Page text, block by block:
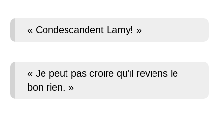
« Condescandent Lamy! »
« Je peut pas croire qu'il reviens le
bon rien. »